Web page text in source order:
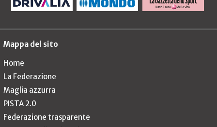
Mappa del sito
Home
La Federazione
Maglia azzurra
PISTA 2.0
Federazione trasparente